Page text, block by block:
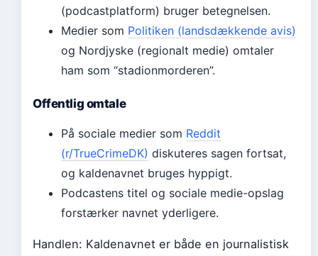
(podcastplatform) bruger betegnelsen.
Medier som Politiken (landsdækkende avis)
og Nordjyske (regionalt medie) omtaler
ham som “stadionmorderen”.
Offentlig omtale
På sociale medier som Reddit
(r/TrueCrimeDK) diskuteres sagen fortsat,
og kaldenavnet bruges hyppigt.
Podcastens titel og sociale medie-opslag
forstærker navnet yderligere.
Handlen: Kaldenavnet er både en journalistisk